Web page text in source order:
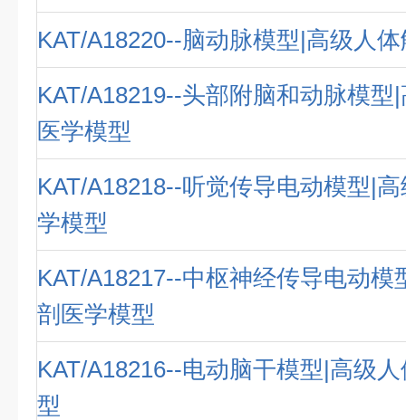
KAT/A18220--脑动脉模型|高级人
KAT/A18219--头部附脑和动脉模型
医学模型
KAT/A18218--听觉传导电动模型|
学模型
KAT/A18217--中枢神经传导电动模
剖医学模型
KAT/A18216--电动脑干模型|高级
型